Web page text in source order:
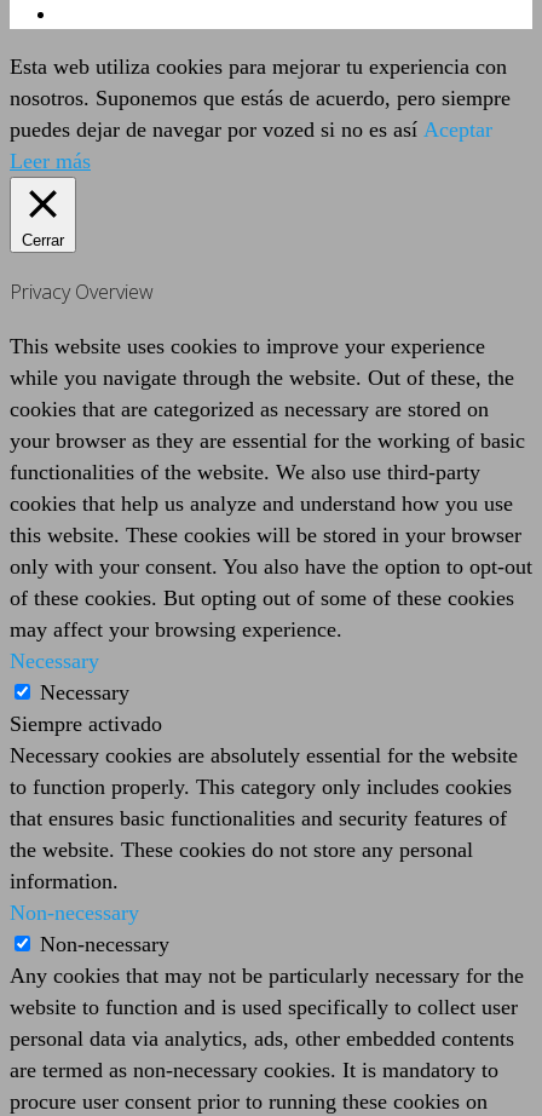
Esta web utiliza cookies para mejorar tu experiencia con
nosotros. Suponemos que estás de acuerdo, pero siempre
puedes dejar de navegar por vozed si no es así Aceptar
Leer más
Cerrar
Privacy Overview
This website uses cookies to improve your experience
while you navigate through the website. Out of these, the
cookies that are categorized as necessary are stored on
your browser as they are essential for the working of basic
functionalities of the website. We also use third-party
cookies that help us analyze and understand how you use
this website. These cookies will be stored in your browser
only with your consent. You also have the option to opt-out
of these cookies. But opting out of some of these cookies
may affect your browsing experience.
Necessary
Necessary
Siempre activado
Necessary cookies are absolutely essential for the website
to function properly. This category only includes cookies
that ensures basic functionalities and security features of
the website. These cookies do not store any personal
information.
Non-necessary
Non-necessary
Any cookies that may not be particularly necessary for the
website to function and is used specifically to collect user
personal data via analytics, ads, other embedded contents
are termed as non-necessary cookies. It is mandatory to
procure user consent prior to running these cookies on